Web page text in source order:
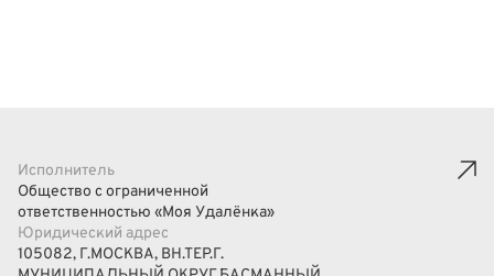
Исполнитель
Общество с ограниченной
ответственностью «Моя Удалёнка»
Юридический адрес
105082, Г.МОСКВА, ВН.ТЕР.Г.